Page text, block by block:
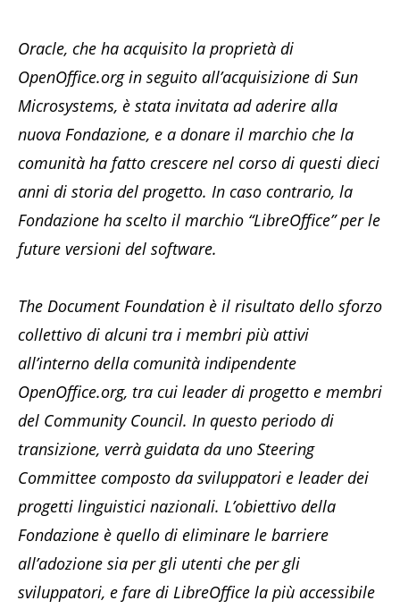
Oracle, che ha acquisito la proprietà di
OpenOffice.org in seguito all’acquisizione di Sun
Microsystems, è stata invitata ad aderire alla
nuova Fondazione, e a donare il marchio che la
comunità ha fatto crescere nel corso di questi dieci
anni di storia del progetto. In caso contrario, la
Fondazione ha scelto il marchio “LibreOffice” per le
future versioni del software.
The Document Foundation è il risultato dello sforzo
collettivo di alcuni tra i membri più attivi
all’interno della comunità indipendente
OpenOffice.org, tra cui leader di progetto e membri
del Community Council. In questo periodo di
transizione, verrà guidata da uno Steering
Committee composto da sviluppatori e leader dei
progetti linguistici nazionali. L’obiettivo della
Fondazione è quello di eliminare le barriere
all’adozione sia per gli utenti che per gli
sviluppatori, e fare di LibreOffice la più accessibile